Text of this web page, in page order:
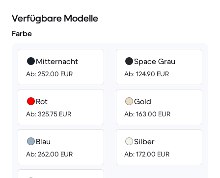
Verfügbare Modelle
Farbe
Mitternacht
Ab: 252.00 EUR
Rot
Ab: 325.75 EUR
Blau
Ab: 262.00 EUR
Space Grau
Ab: 124.90 EUR
Gold
Ab: 163.00 EUR
Silber
Ab: 172.00 EUR